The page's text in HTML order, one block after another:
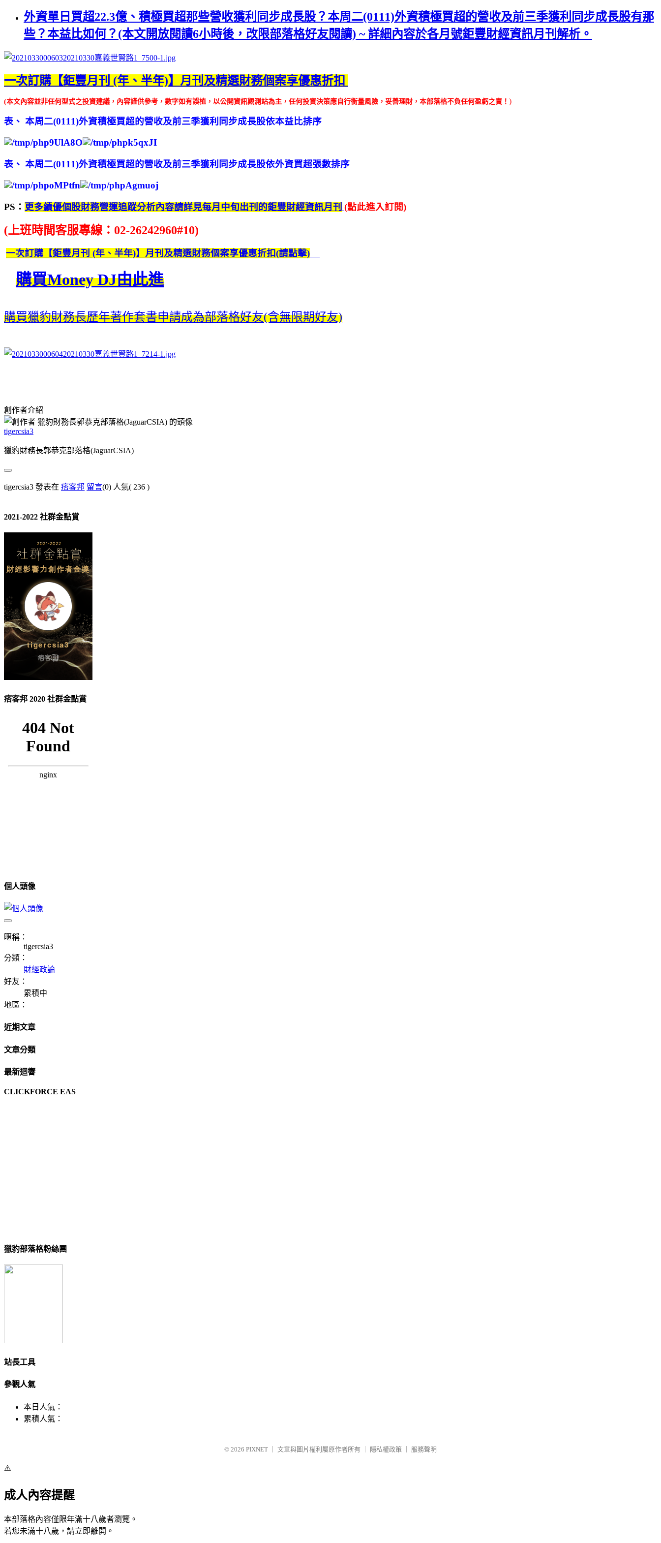
外資單日買超22.3億、積極買超那些營收獲利同步成長股？本周二(0111)外資積極買超的營收及前三季獲利同步成長股有那
些？本益比如何？(本文開放閱讀6小時後，改限部落格好友閱讀) ~ 詳細內容於各月號鉅豐財經資訊月刊解析。
一次訂購【鉅豐月刊 (年、半年)】月刊 及精選財務個案享優惠折扣
(本文內容並非任何型式之投資建議，內容謹供參考，數字如有誤植，以公開資訊觀測站為主，任何投資決策應自行衡量風險，妥善理財，本部落格不負任何盈虧之責！ )
表、 本周二(0111)外資積極買超的營收及前三季獲利同步成長股依本益比排序
表、 本周二(0111)外資積極買超的營收及前三季獲利同步成長股依外資買超張數排序
PS： 更多績優個股財務營運追蹤分析內容請詳見每月中旬出刊的鉅豐財經資訊月刊 (點此進入訂閱)
(上班時間客服專線：02-26242960#10)
一次訂購【鉅豐月刊 (年、半年)】月刊及精選財務個案享優惠折扣(請點擊)
購買Money DJ由此進
購買獵豹財務長歷年著作套書申請成為部落格好友(含無限期好友)
創作者介紹
tigercsia3
獵豹財務長郭恭克部落格(JaguarCSIA)
tigercsia3 發表在 痞客邦 留言(0) 人氣( 236 )
2021-2022 社群金點賞
痞客邦 2020 社群金點賞
個人頭像
暱稱：
tigercsia3
分類：
財經政論
好友：
累積中
地區：
近期文章
文章分類
最新迴響
CLICKFORCE EAS
獵豹部落格粉絲團
站長工具
參觀人氣
本日人氣：
累積人氣：
© 2026 PIXNET 文章與圖片權利屬原作者所有 隱私權政策 服務聲明
⚠️
成人內容提醒
本部落格內容僅限年滿十八歲者瀏覽。
若您未滿十八歲，請立即離開。